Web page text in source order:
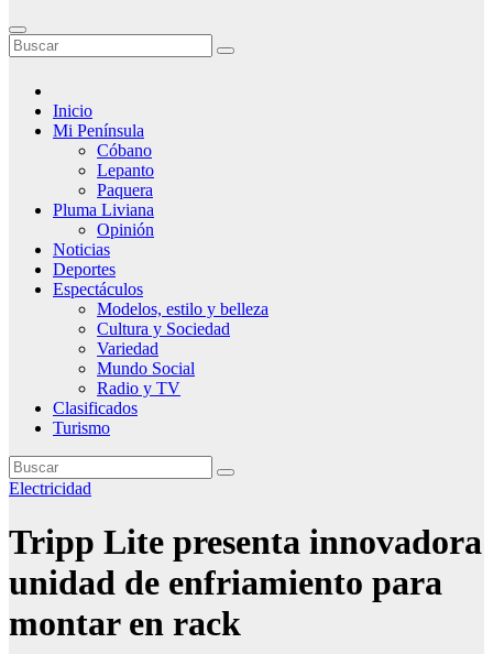
Inicio
Mi Península
Cóbano
Lepanto
Paquera
Pluma Liviana
Opinión
Noticias
Deportes
Espectáculos
Modelos, estilo y belleza
Cultura y Sociedad
Variedad
Mundo Social
Radio y TV
Clasificados
Turismo
Electricidad
Tripp Lite presenta innovadora
unidad de enfriamiento para
montar en rack